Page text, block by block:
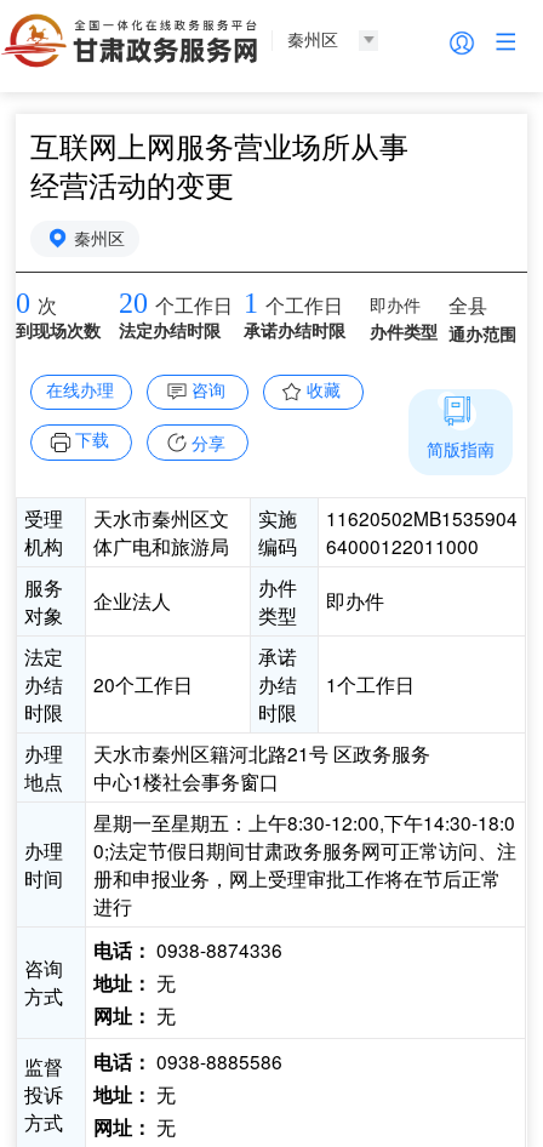
秦州区
互联网上网服务营业场所从事
经营活动的变更
秦州区
0 次
到现场次数
20 个工作日
法定办结时限
1 个工作日
承诺办结时限
即办件
办件类型
全县
通办范围
在线办理 咨询 收藏
下载 分享
受理
机构
天水市秦州区文
体广电和旅游局
实施
编码
11620502MB1535904
64000122011000
服务
对象
企业法人
办件
类型
即办件
法定
办结
时限
20个工作日
承诺
办结
时限
1个工作日
办理
地点
天水市秦州区籍河北路21号 区政务服务
中心1楼社会事务窗口
办理
时间
星期一至星期五：上午8:30-12:00,下午14:30-18:0
0;法定节假日期间甘肃政务服务网可正常访问、注
册和申报业务，网上受理审批工作将在节后正常
进行
咨询
方式
电话： 0938-8874336
地址： 无
网址： 无
监督
投诉
方式
电话： 0938-8885586
地址： 无
网址： 无
简版指南